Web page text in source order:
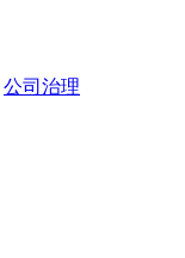
公司治理